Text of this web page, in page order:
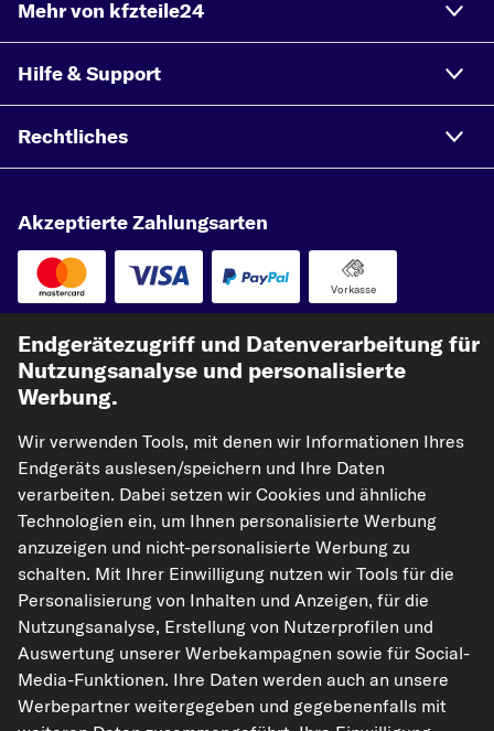
Mehr von kfzteile24
Hilfe & Support
Rechtliches
Akzeptierte Zahlungsarten
Vorkasse
Unsere Versandpartner
kfzteile24.de carpardoo.nl
carpardoo.fr
carpardoo.dk
Die hier dargestellten Daten, insbesondere die gesamte Datenbank, dürfen
nicht vervielfältigt werden. Die Vervielfältigung und Verbreitung der Daten und
Endgerätezugriff und Datenverarbeitung für
Nutzungsanalyse und personalisierte
Werbung.
Wir verwenden Tools, mit denen wir Informationen Ihres
Endgeräts auslesen/speichern und Ihre Daten
verarbeiten. Dabei setzen wir Cookies und ähnliche
Technologien ein, um Ihnen personalisierte Werbung
anzuzeigen und nicht-personalisierte Werbung zu
schalten. Mit Ihrer Einwilligung nutzen wir Tools für die
Personalisierung von Inhalten und Anzeigen, für die
Nutzungsanalyse, Erstellung von Nutzerprofilen und
Auswertung unserer Werbekampagnen sowie für Social-
Media-Funktionen. Ihre Daten werden auch an unsere
Werbepartner weitergegeben und gegebenenfalls mit